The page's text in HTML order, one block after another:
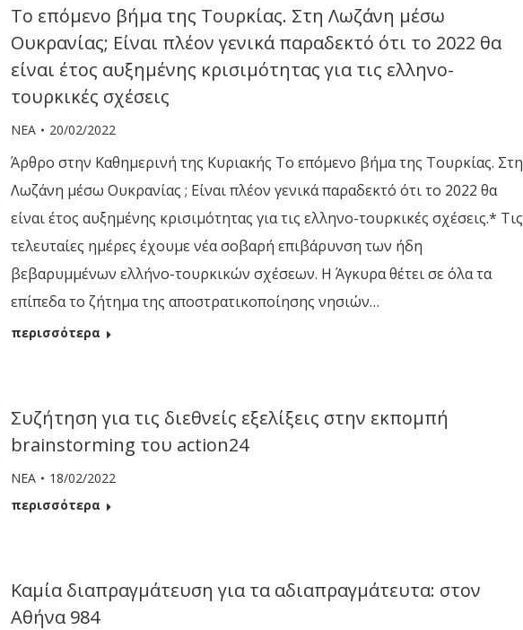
Το επόμενο βήμα της Τουρκίας. Στη Λωζάνη μέσω
Ουκρανίας; Είναι πλέον γενικά παραδεκτό ότι το 2022 θα
είναι έτος αυξημένης κρισιμότητας για τις ελληνο-
τουρκικές σχέσεις
ΝΕΑ 20/02/2022
Άρθρο στην Καθημερινή της Κυριακής Το επόμενο βήμα της Τουρκίας. Στη
Λωζάνη μέσω Ουκρανίας ; Είναι πλέον γενικά παραδεκτό ότι το 2022 θα
είναι έτος αυξημένης κρισιμότητας για τις ελληνο-τουρκικές σχέσεις.* Τις
τελευταίες ημέρες έχουμε νέα σοβαρή επιβάρυνση των ήδη
βεβαρυμμένων ελλήνο-τουρκικών σχέσεων. Η Άγκυρα θέτει σε όλα τα
επίπεδα το ζήτημα της αποστρατικοποίησης νησιών…
περισσότερα
Συζήτηση για τις διεθνείς εξελίξεις στην εκπομπή
brainstorming του action24
ΝΕΑ
18/02/2022
περισσότερα
Καμία διαπραγμάτευση για τα αδιαπραγμάτευτα: στον
Αθήνα 984